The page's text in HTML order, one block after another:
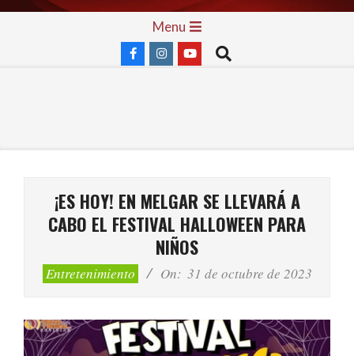
Skip
Menu
Search
¡ES HOY! EN MELGAR SE LLEVARÁ A
CABO EL FESTIVAL HALLOWEEN PARA
NIÑOS
Entretenimiento On: 31 de octubre de 2023